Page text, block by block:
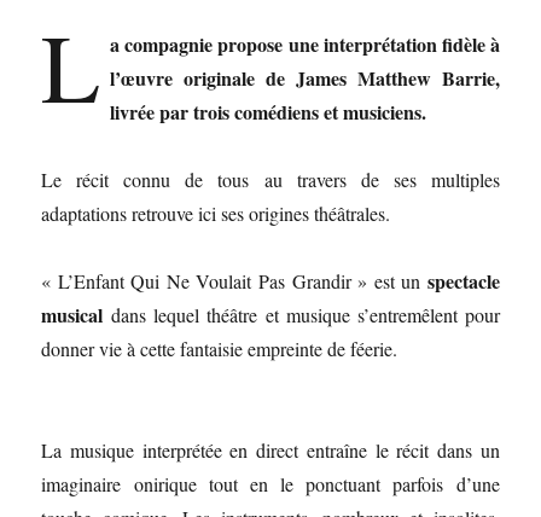
L a compagnie propose une interprétation fidèle à
l’œuvre originale de James Matthew Barrie,
livrée par trois comédiens et musiciens.
Le récit connu de tous au travers de ses multiples
adaptations retrouve ici ses origines théâtrales.
« L’Enfant Qui Ne Voulait Pas Grandir » est un spectacle
musical dans lequel théâtre et musique s’entremêlent pour
donner vie à cette fantaisie empreinte de féerie.
La musique interprétée en direct entraîne le récit dans un
imaginaire onirique tout en le ponctuant parfois d’une